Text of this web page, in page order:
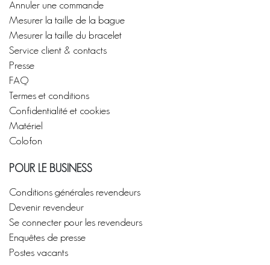
Annuler une commande
Mesurer la taille de la bague
Mesurer la taille du bracelet
Service client & contacts
Presse
FAQ
Termes et conditions
Confidentialité et cookies
Matériel
Colofon
POUR LE BUSINESS
Conditions générales revendeurs
Devenir revendeur
Se connecter pour les revendeurs
Enquêtes de presse
Postes vacants